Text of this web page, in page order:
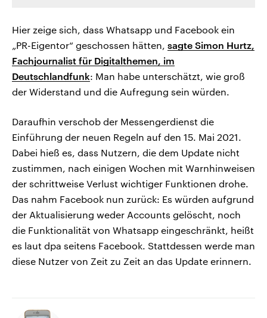
Hier zeige sich, dass Whatsapp und Facebook ein
„PR-Eigentor“ geschossen hätten, sagte Simon Hurtz,
Fachjournalist für Digitalthemen, im
Deutschlandfunk: Man habe unterschätzt, wie groß
der Widerstand und die Aufregung sein würden.
Daraufhin verschob der Messengerdienst die
Einführung der neuen Regeln auf den 15. Mai 2021.
Dabei hieß es, dass Nutzern, die dem Update nicht
zustimmen, nach einigen Wochen mit Warnhinweisen
der schrittweise Verlust wichtiger Funktionen drohe.
Das nahm Facebook nun zurück: Es würden aufgrund
der Aktualisierung weder Accounts gelöscht, noch
die Funktionalität von Whatsapp eingeschränkt, heißt
es laut dpa seitens Facebook. Stattdessen werde man
diese Nutzer von Zeit zu Zeit an das Update erinnern.